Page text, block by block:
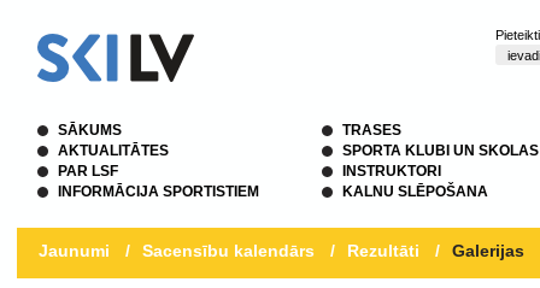
SĀKUMS
AKTUALITĀTES
PAR LSF
INFORMĀCIJA SPORTISTIEM
TRASES
SPORTA KLUBI UN SKOLAS
INSTRUKTORI
KALNU SLĒPOŠANA
Jaunumi / Sacensību kalendārs / Rezultāti / Galerijas